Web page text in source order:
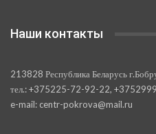
Наши контакты
213828 Республика Беларусь
тел.: +375225-72-92-22,
e-mail: centr-pokrova@mail.ru